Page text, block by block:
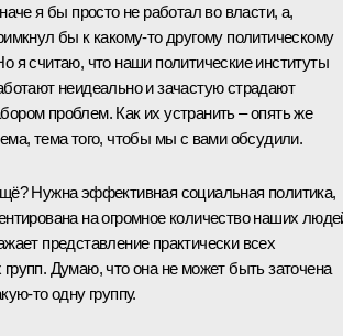
я бы просто не работал во власти, а,
бы к какому‑то другому политическому
я считаю, что наши политические институты
неидеально и зачастую страдают
проблем. Как их устранить – опять же
тема того, чтобы мы с вами обсудили.
Нужна эффективная социальная политика,
на огромное количество наших
представление практически всех
Думаю, что она не может быть заточена
одну группу.